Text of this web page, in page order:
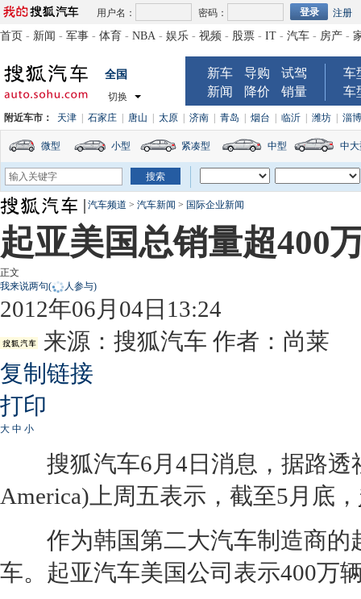
用户名： 密码： 注册
首页 - 新闻 - 军事 - 体育 - NBA - 娱乐 - 视频 - 股票 - IT - 汽车 - 房产 -
全国
切换
新车 导购
试驾
新闻
降价 销量
车
车
附近车市： 天津 石家庄 唐山 太原 济南 青岛 烟台 临沂 潍坊 淄博
微型 小型 紧凑型 中型 中
汽车频道 > 汽车新闻 > 国际企业新闻
起亚美国总销量超400
正文
我来说两句( 人参与)
2012年06月04日13:24
来源： 搜狐汽车 作者：尚莱
复制链接
打印
大 中 小
搜狐汽车6月4日消息，据路透
America)上周五表示，截至5月底，
作为韩国第二大汽车制造商的
车。 起亚汽车美国公司表示400万